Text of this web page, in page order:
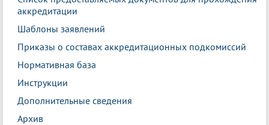
аккредитации
Шаблоны заявлений
Приказы о составах аккредитационных подкомиссий
Нормативная база
Инструкции
Дополнительные сведения
Архив